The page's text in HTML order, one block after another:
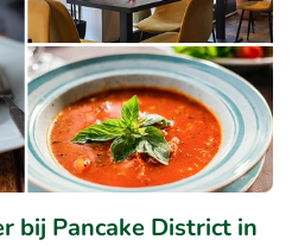
bij Pancake District in